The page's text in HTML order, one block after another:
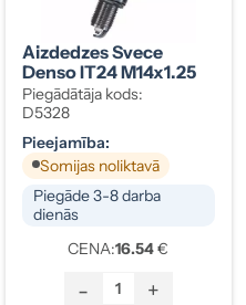
Aizdedzes Svece
Denso IT24 M14x1.25
Piegādātāja kods:
D5328
Pieejamība:
Somijas noliktavā
Piegāde 3-8 darba
dienās
CENA:16.54€
- +